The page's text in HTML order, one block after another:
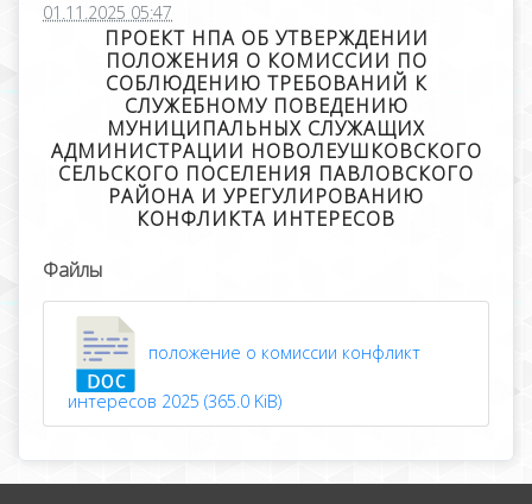
01.11.2025 05:47
ПРОЕКТ НПА ОБ УТВЕРЖДЕНИИ
ПОЛОЖЕНИЯ О КОМИССИИ ПО
СОБЛЮДЕНИЮ ТРЕБОВАНИЙ К
СЛУЖЕБНОМУ ПОВЕДЕНИЮ
МУНИЦИПАЛЬНЫХ СЛУЖАЩИХ
АДМИНИСТРАЦИИ НОВОЛЕУШКОВСКОГО
СЕЛЬСКОГО ПОСЕЛЕНИЯ ПАВЛОВСКОГО
РАЙОНА И УРЕГУЛИРОВАНИЮ
КОНФЛИКТА ИНТЕРЕСОВ
Файлы
положение о комиссии конфликт
интересов 2025 (365.0 KiB)